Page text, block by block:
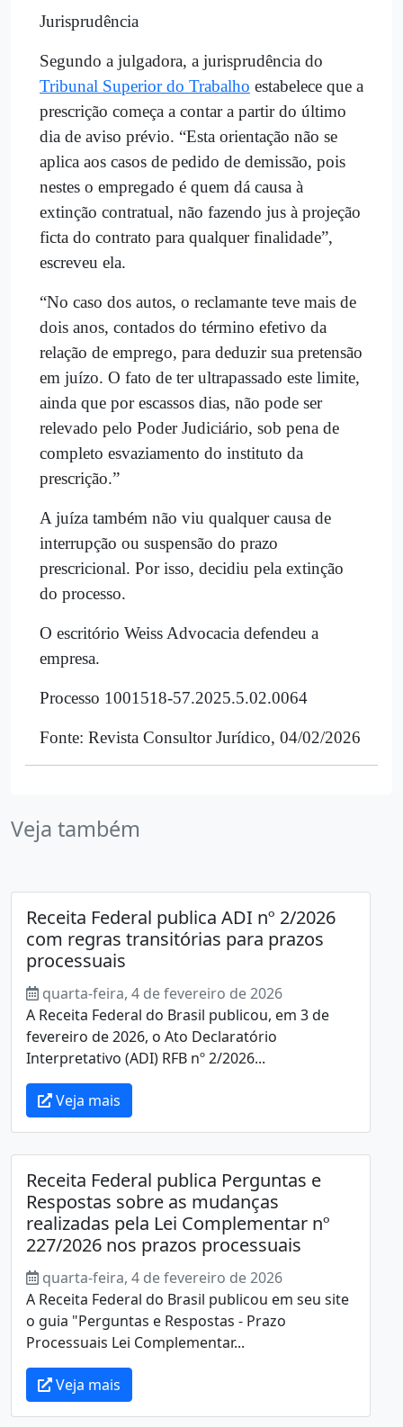
Jurisprudência
Segundo a julgadora, a jurisprudência do
Tribunal Superior do Trabalho estabelece que a
prescrição começa a contar a partir do último
dia de aviso prévio. “Esta orientação não se
aplica aos casos de pedido de demissão, pois
nestes o empregado é quem dá causa à
extinção contratual, não fazendo jus à projeção
ficta do contrato para qualquer finalidade”,
escreveu ela.
“No caso dos autos, o reclamante teve mais de
dois anos, contados do término efetivo da
relação de emprego, para deduzir sua pretensão
em juízo. O fato de ter ultrapassado este limite,
ainda que por escassos dias, não pode ser
relevado pelo Poder Judiciário, sob pena de
completo esvaziamento do instituto da
prescrição.”
A juíza também não viu qualquer causa de
interrupção ou suspensão do prazo
prescricional. Por isso, decidiu pela extinção
do processo.
O escritório Weiss Advocacia defendeu a
empresa.
Processo 1001518-57.2025.5.02.0064
Fonte: Revista Consultor Jurídico, 04/02/2026
Veja também
Receita Federal publica ADI nº 2/2026
com regras transitórias para prazos
processuais
quarta-feira, 4 de fevereiro de 2026
A Receita Federal do Brasil publicou, em 3 de
fevereiro de 2026, o Ato Declaratório
Interpretativo (ADI) RFB nº 2/2026...
Veja mais
Receita Federal publica Perguntas e
Respostas sobre as mudanças
realizadas pela Lei Complementar nº
227/2026 nos prazos processuais
quarta-feira, 4 de fevereiro de 2026
A Receita Federal do Brasil publicou em seu site
o guia "Perguntas e Respostas - Prazo
Processuais Lei Complementar...
Veja mais